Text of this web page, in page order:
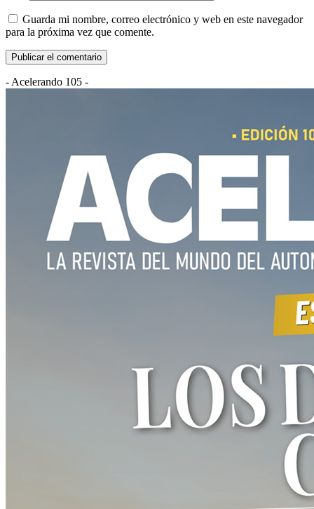
Guarda mi nombre, correo electrónico y web en este navegador
para la próxima vez que comente.
- Acelerando 105 -